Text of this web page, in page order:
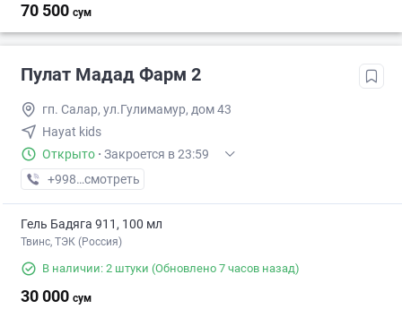
70 500 сум
Пулат Mадад Фарм 2
гп. Салар, ул.Гулимамур, дом 43
Hayat kids
Открыто · Закроется в 23:59
+998 (71) XXX-XX-XX
смотреть
Гель Бадяга 911, 100 мл
Твинс, ТЭК (Россия)
В наличии: 2 штуки (Обновлено 7 часов назад)
30 000 сум